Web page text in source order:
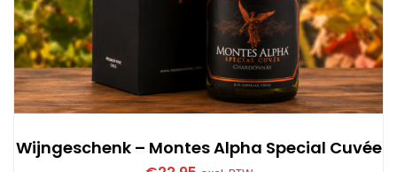
Wijngeschenk – Montes Alpha Special Cuvée